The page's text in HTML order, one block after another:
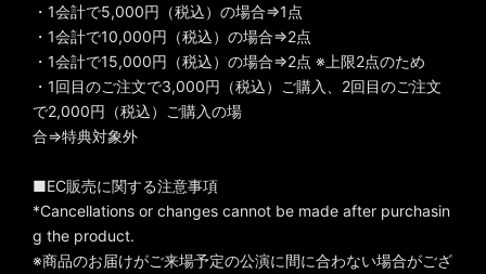
・1会計で5,000円（税込）の場合⇒1点
・1会計で10,000円（税込）の場合⇒2点
・1会計で15,000円（税込）の場合⇒2点 ※上限2点のため
・1回目のご注文で3,000円（税込）ご購入、2回目のご注文
で2,000円（税込）ご購入の場
合⇒特典対象外
■EC販売に関する注意事項
*Cancellations or changes cannot be made after purchasin
g the product.
※商品のお届けがご来場予定の公演に間に合わない場合がござ